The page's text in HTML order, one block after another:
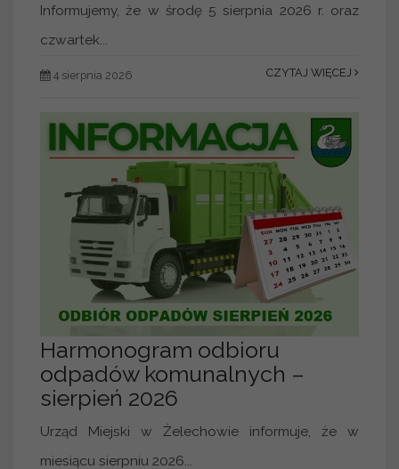
Informujemy, że w środę 5 sierpnia 2026 r. oraz
czwartek...
4 sierpnia 2026 CZYTAJ WIĘCEJ
Harmonogram odbioru
odpadów komunalnych –
sierpień 2026
Urząd Miejski w Żelechowie informuje, że w
miesiącu sierpniu 2026...